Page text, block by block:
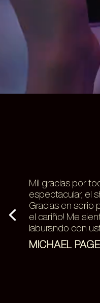
Gran evento,
trabajar con
SWISS MEDICAL